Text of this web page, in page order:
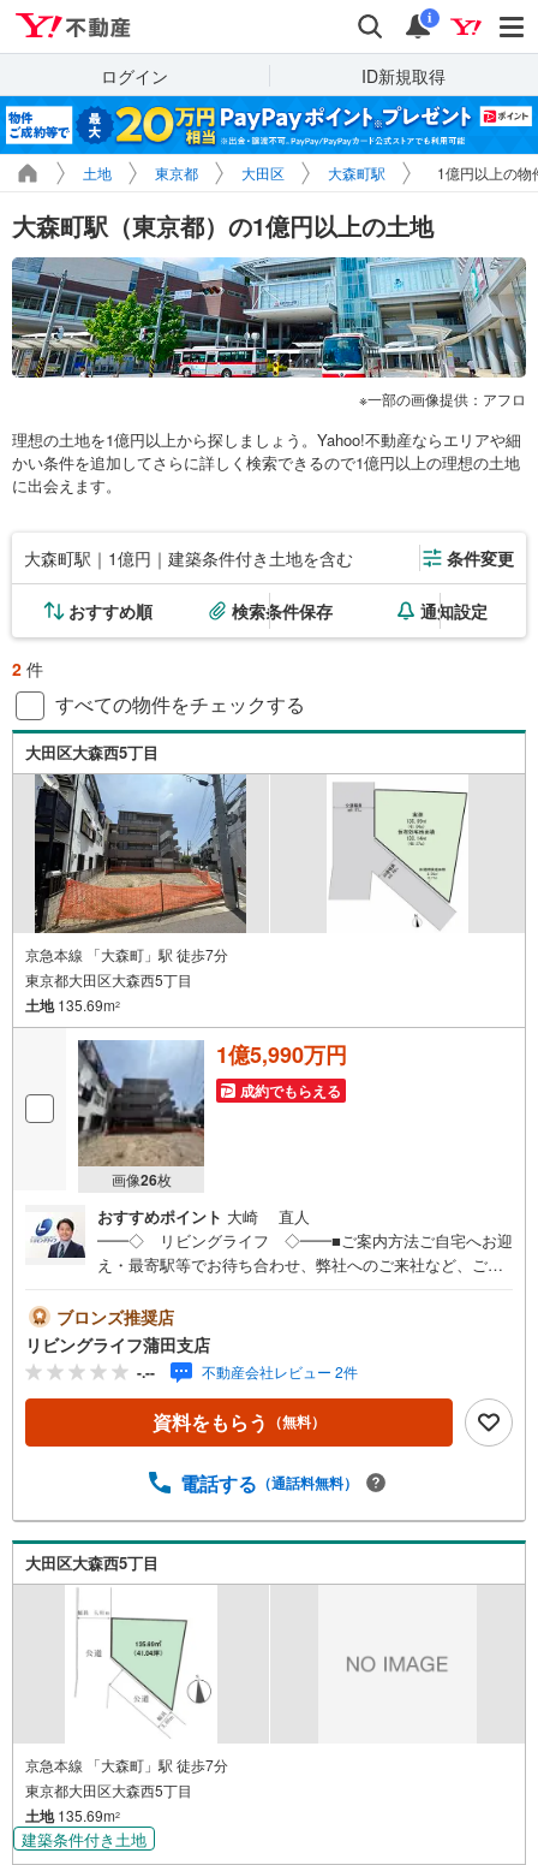
検索 通知
i
ログイン ID新規取得
土地 東京都 大田区 大森町駅 1億円以上の物
大森町駅（東京都）の1億円以上の土地
一部の画像提供：アフロ
理想の土地を1億円以上から探しましょう。Yahoo!不動産ならエリアや細
かい条件を追加してさらに詳しく検索できるので1億円以上の理想の土地
に出会えます。
大森町駅｜1億円｜建築条件付き土地を含む 条件変更
おすすめ順 検索条件保存 通知設定
2 件
すべての物件をチェックする
大田区大森西5丁目
京急本線 「大森町」駅 徒歩7分
東京都大田区大森西5丁目
土地135.69m2
画像26枚
1億5,990万円
成約でもらえる
おすすめポイント 大崎 直人
━━◇ リビングライフ ◇━━■ご案内方法ご自宅へお迎
え・最寄駅等でお待ち合わせ、弊社へのご来社など、ご相
に合わせた物件などもご案内をいたします■ご予約方法事前
に鍵の手配が必要な場合がありますので、お早目にご連絡
をいただけると、ご案内がスムーズです。■資金のご相談も
お気軽にどうぞ！ライフプラン作成や住宅ローンはどこの
銀行がいい？適切な借入額は？などご質問にもFPがしっか
りとお答えいたします■キッズスペースもご用意お子様が退
も充実させておりますので、ご安心下さい■お客様駐車場を
きます弊社が会員様のみにご提供する先行公開物件も多数
ご提案いたします。ホームページにて会員登録ください資
料請求は【下部のオレンジ色資料請求ボタン】よりお問い
ブロンズ推奨店
リビングライフ蒲田支店
-.-- 不動産会社レビュー 2件
資料をもらう （無料）
電話する （通話料無料）
大田区大森西5丁目
京急本線 「大森町」駅 徒歩7分
東京都大田区大森西5丁目
土地135.69m2
建築条件付き土地